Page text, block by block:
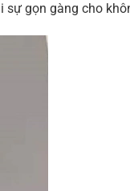
gọn gàng cho